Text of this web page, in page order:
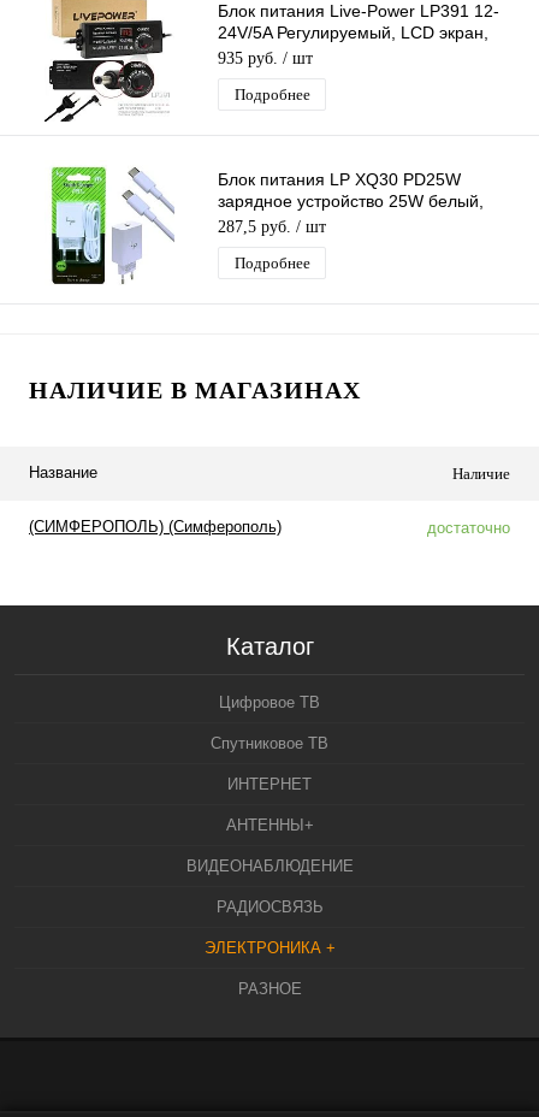
Блок питания Live-Power LP391 12-
24V/5A Регулируемый, LCD экран,
штекер 5.5*2,5 мм
935 руб. / шт
Подробнее
Блок питания LP XQ30 PD25W
зарядное устройство 25W белый,
вход Type-C, с кабелем Type-C - Type-
C
287,5 руб. / шт
Подробнее
НАЛИЧИЕ В МАГАЗИНАХ
Название Наличие
(СИМФЕРОПОЛЬ) (Симферополь) достаточно
Каталог
Цифровое ТВ
Спутниковое ТВ
ИНТЕРНЕТ
АНТЕННЫ+
ВИДЕОНАБЛЮДЕНИЕ
РАДИОСВЯЗЬ
ЭЛЕКТРОНИКА +
РАЗНОЕ